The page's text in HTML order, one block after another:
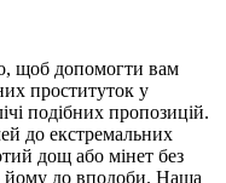
щоб допомогти вам
проституток у
подібних пропозицій.
до екстремальних
дощ або мінет без
йому до вподоби. Наша